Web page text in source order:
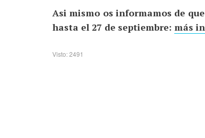
Asi mismo os informamos de
hasta el 27 de septiembre: más
Visto: 2491